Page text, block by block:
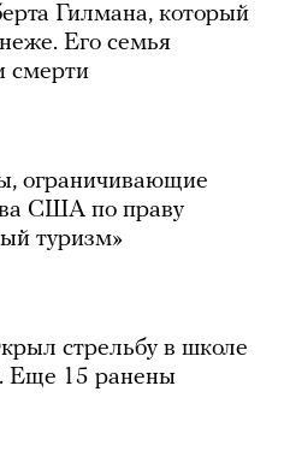
Гилмана, который
Его семья
смерти
ограничивающие
США по праву
туризм»
стрельбу в школе
Еще 15 ранены